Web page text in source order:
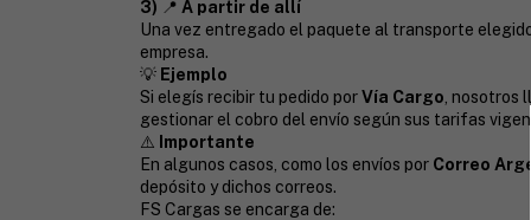
3) 📍 A partir de allí
Una vez entregado el paquete al transporte
empresa.
💡 Ejemplo
Si elegís recibir tu pedido porVía Cargo , nosotros
gestionar el cobro del envío según sus tarifas
⚠️ Importante
En algunos casos, como los envíos por Correo
depósito y dichos correos.
FS Cargas se encarga de: